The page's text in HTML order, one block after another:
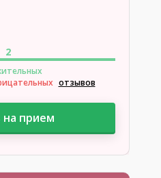
2
отзывов
на прием